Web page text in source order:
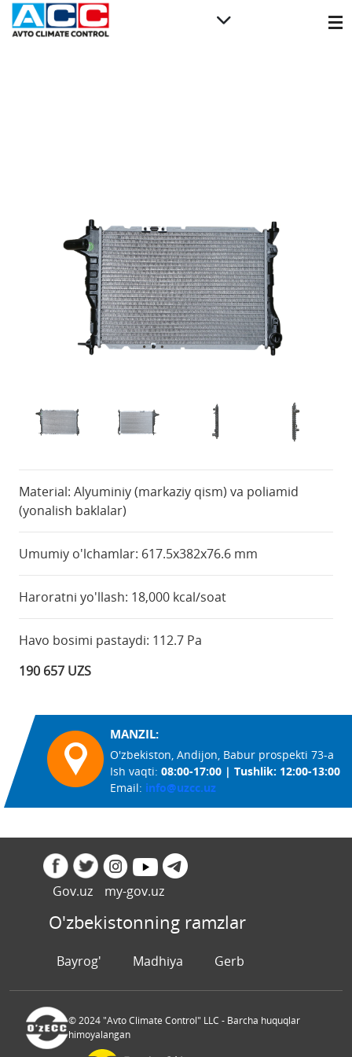
Material: Alyuminiy (markaziy qism) va poliamid
(yonalish baklalar)
Umumiy o'lchamlar: 617.5x382x76.6 mm
Haroratni yo'llash: 18,000 kcal/soat
Havo bosimi pastaydi: 112.7 Pa
190 657 UZS
Gov.uz my-gov.uz
MANZIL:
O'zbekiston, Andijon, Babur prospekti 73-a
Ish vaqti: 08:00-17:00 | Tushlik: 12:00-13:00
Email: info@uzcc.uz
O'zbekistonning ramzlar
Bayrog' Madhiya Gerb
© 2024 "Avto Climate Control" LLC - Barcha huquqlar
himoyalangan